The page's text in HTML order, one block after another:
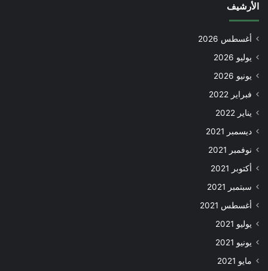
الأرشيف
أغسطس 2026
يوليو 2026
يونيو 2026
فبراير 2022
يناير 2022
ديسمبر 2021
نوفمبر 2021
أكتوبر 2021
سبتمبر 2021
أغسطس 2021
يوليو 2021
يونيو 2021
مايو 2021